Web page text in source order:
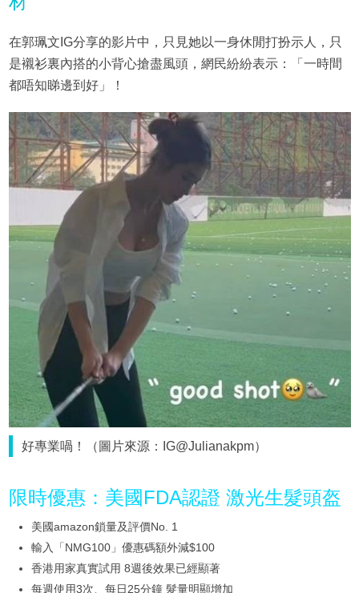
在郭珮文IG分享的影片中，只見她以一身休閒打扮示人，只
是襯衫裏內搭的小背心搶盡風頭，網民紛紛表示：「一時間
都唔知睇邊到好」！
好專業喎！（圖片來源：IG@Julianakpm）
限時優惠：美國FDA認證 激光生髮頭盔
美國amazon鎖量及評價No. 1
輸入「NMG100」優惠碼額外減$100
香港用家真實試用 8週後效果已經顯著
每週使用3次、每日25分鐘 髮量明顯增加